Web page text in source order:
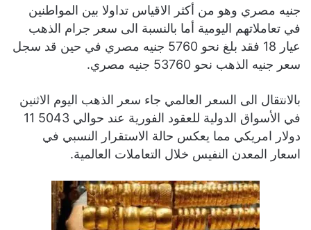
جنيه مصري وهو من أكثر الاقياس تداولا بين المواطنين
في تعاملاتهم اليومية أما بالنسبة الى سعر جرام الذهب
عيار 18 فقد بلغ نحو 5760 جنيه مصري في حين قد سجل
سعر جنيه الذهب نحو 53760 جنيه مصري.
بالانتقال الى السعر العالمي جاء سعر الذهب اليوم الاثنين
في الأسواق الدولية للعقود الفورية عند حوالي 5043 11
دولار امريكي مما يعكس حالة الاستقرار النسبي في
اسعار المعدن النفيس خلال التعاملات العالمية.